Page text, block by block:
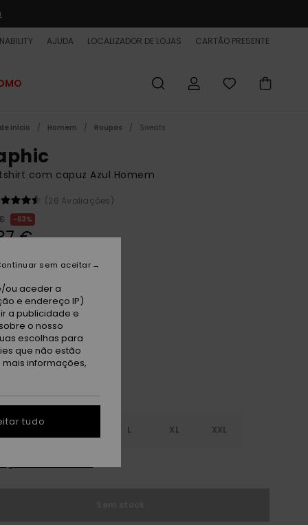
AJUDA LOCALIZADOR DE LOJAS CARTÃO PRESENTE
início Homem Roupas Sweats
com capuz Azul Homem
(26 Avaliações)
63%
€
L XL XXL
ou aceder a
e endereço IP)
a publicidade e
o nosso
escolhas para
que não estão
informações,
sem aceitar
tudo